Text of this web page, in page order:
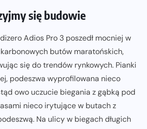
się budowie
Adios Pro 3 poszedł mocniej w
butów maratońskich,
się do trendów rynkowych. Pianki
podeszwa wyprofilowana nieco
owo uczucie biegania z gąbką pod
nieco irytujące w butach z
Na ulicy w biegach długich